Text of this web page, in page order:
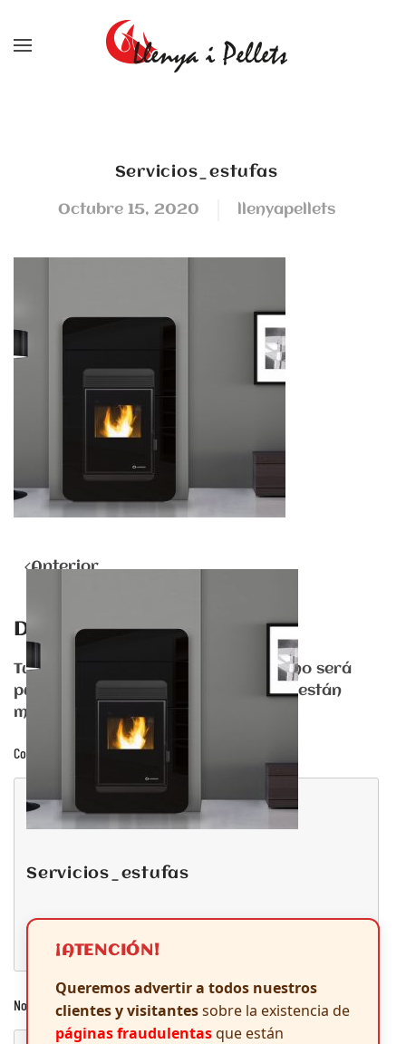
Skip to main content
servicios_estufas
octubre 15, 2020 llenyapellets
Anterior
Deja una respuesta
Tu dirección de correo electrónico no será
publicada. Los campos obligatorios están
marcados con *
Comentario
Nombre*
servicios_estufas
¡ATENCIÓN!
Queremos advertir a todos nuestros
clientes y visitantessobre la existencia de
páginas fraudulentasque están